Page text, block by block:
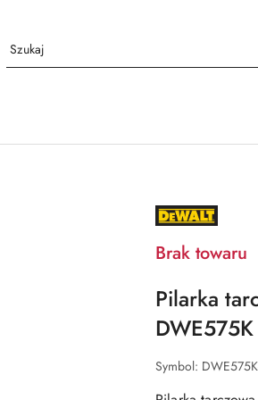
NAZWA
PRODUCENTA:
Brak towaru
Pilarka
Symbol: